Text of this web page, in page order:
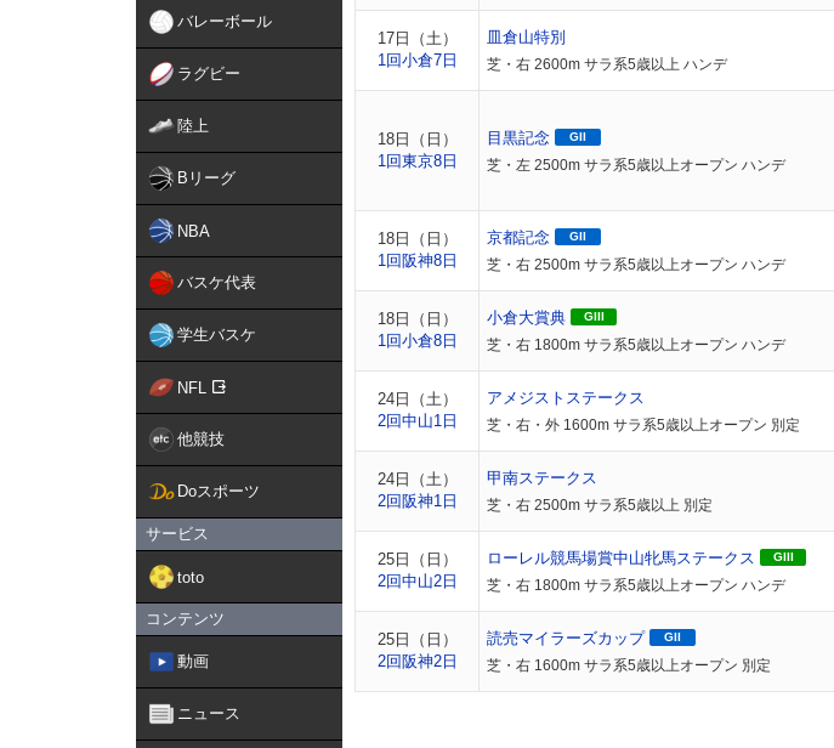
バレーボール
ラグビー
陸上
Bリーグ
NBA
バスケ代表
学生バスケ
NFL
他競技
Doスポーツ
サービス
toto
コンテンツ
動画
ニュース
17日（土）
1回小倉7日
皿倉山特別
芝・右 2600m サラ系5歳以上 ハンデ
18日（日）
1回東京8日
目黒記念 GII
芝・左 2500m サラ系5歳以上オープン ハンデ
18日（日）
1回阪神8日
京都記念 GII
芝・右 2500m サラ系5歳以上オープン ハンデ
18日（日）
1回小倉8日
小倉大賞典 GIII
芝・右 1800m サラ系5歳以上オープン ハンデ
24日（土）
2回中山1日
アメジストステークス
芝・右・外 1600m サラ系5歳以上オープン 別定
24日（土）
2回阪神1日
甲南ステークス
芝・右 2500m サラ系5歳以上 別定
25日（日）
2回中山2日
ローレル競馬場賞中山牝馬ステークス GIII
芝・右 1800m サラ系5歳以上オープン ハンデ
25日（日）
2回阪神2日
読売マイラーズカップ GII
芝・右 1600m サラ系5歳以上オープン 別定